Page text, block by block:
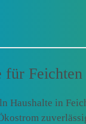
für
Haushalte in